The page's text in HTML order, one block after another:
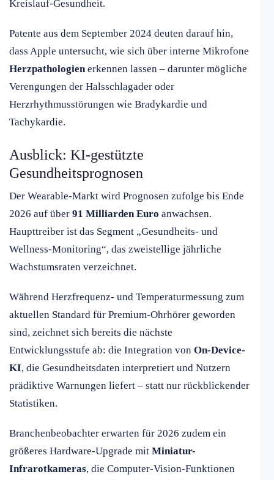
Kreislauf-Gesundheit.
Patente aus dem September 2024 deuten darauf hin,
dass Apple untersucht, wie sich über interne Mikrofone
Herzpathologienerkennen lassen – darunter mögliche
Verengungen der Halsschlagader oder
Herzrhythmusstörungen wie Bradykardie und
Tachykardie.
Ausblick: KI-gestützte
Gesundheitsprognosen
Der Wearable-Markt wird Prognosen zufolge bis Ende
2026 auf über 91 Milliarden Euro anwachsen.
Haupttreiber ist das Segment „Gesundheits- und
Wellness-Monitoring“, das zweistellige jährliche
Wachstumsraten verzeichnet.
Während Herzfrequenz- und Temperaturmessung zum
aktuellen Standard für Premium-Ohrhörer geworden
sind, zeichnet sich bereits die nächste
Entwicklungsstufe ab: die Integration von On-Device-
KI, die Gesundheitsdaten interpretiert und Nutzern
prädiktive Warnungen liefert – statt nur rückblickender
Statistiken.
Branchenbeobachter erwarten für 2026 zudem ein
größeres Hardware-Upgrade mit Miniatur-
Infrarotkameras, die Computer-Vision-Funktionen